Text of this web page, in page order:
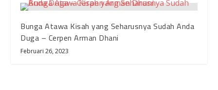
Bunga Atawa Kisah yang Seharusnya Sudah Anda
Duga – Cerpen Arman Dhani
Februari 26, 2023